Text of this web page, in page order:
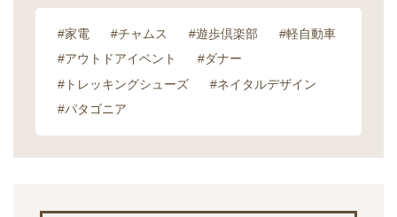
#家電 #チャムス #遊歩倶楽部
#軽自動車
#アウトドアイベント
#ダナー
#トレッキングシューズ
#ネイタルデザイン
#パタゴニア